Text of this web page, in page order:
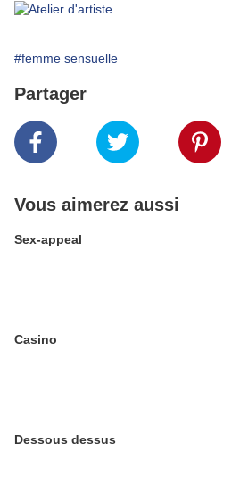
#femme sensuelle
Partager
Vous aimerez aussi
Sex-appeal
Casino
Dessous dessus